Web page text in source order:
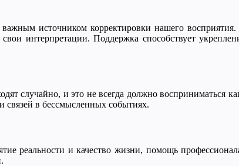
источником корректировки нашего
интерпретации. Поддержка способствует
случайно, и это не всегда должно восприниматься
связей в бессмысленных событиях.
реальности и качество жизни, помощь